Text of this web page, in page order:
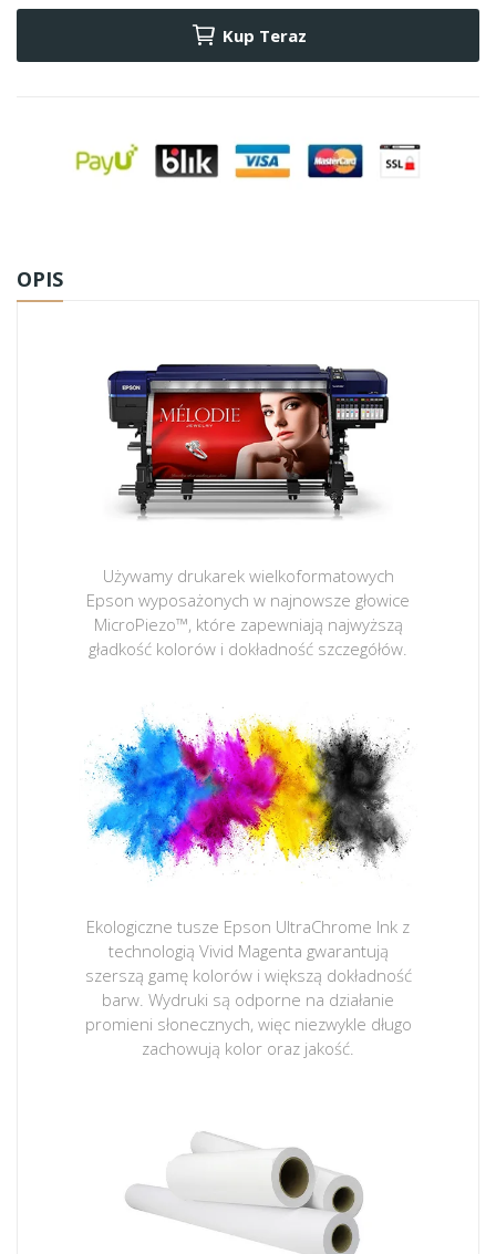
Kup Teraz
OPIS
Używamy drukarek wielkoformatowych
Epson wyposażonych w najnowsze głowice
MicroPiezo™, które zapewniają najwyższą
gładkość kolorów i dokładność szczegółów.
Ekologiczne tusze Epson UltraChrome Ink z
technologią Vivid Magenta gwarantują
szerszą gamę kolorów i większą dokładność
barw. Wydruki są odporne na działanie
promieni słonecznych, więc niezwykle długo
zachowują kolor oraz jakość.